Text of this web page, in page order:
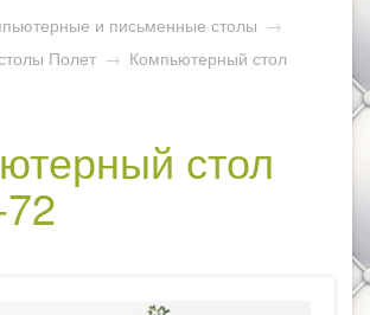
и письменные столы →
Полет → Компьютерный стол
стол